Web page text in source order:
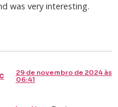
was very interesting.
29 de novembro de 2024 às
06:41